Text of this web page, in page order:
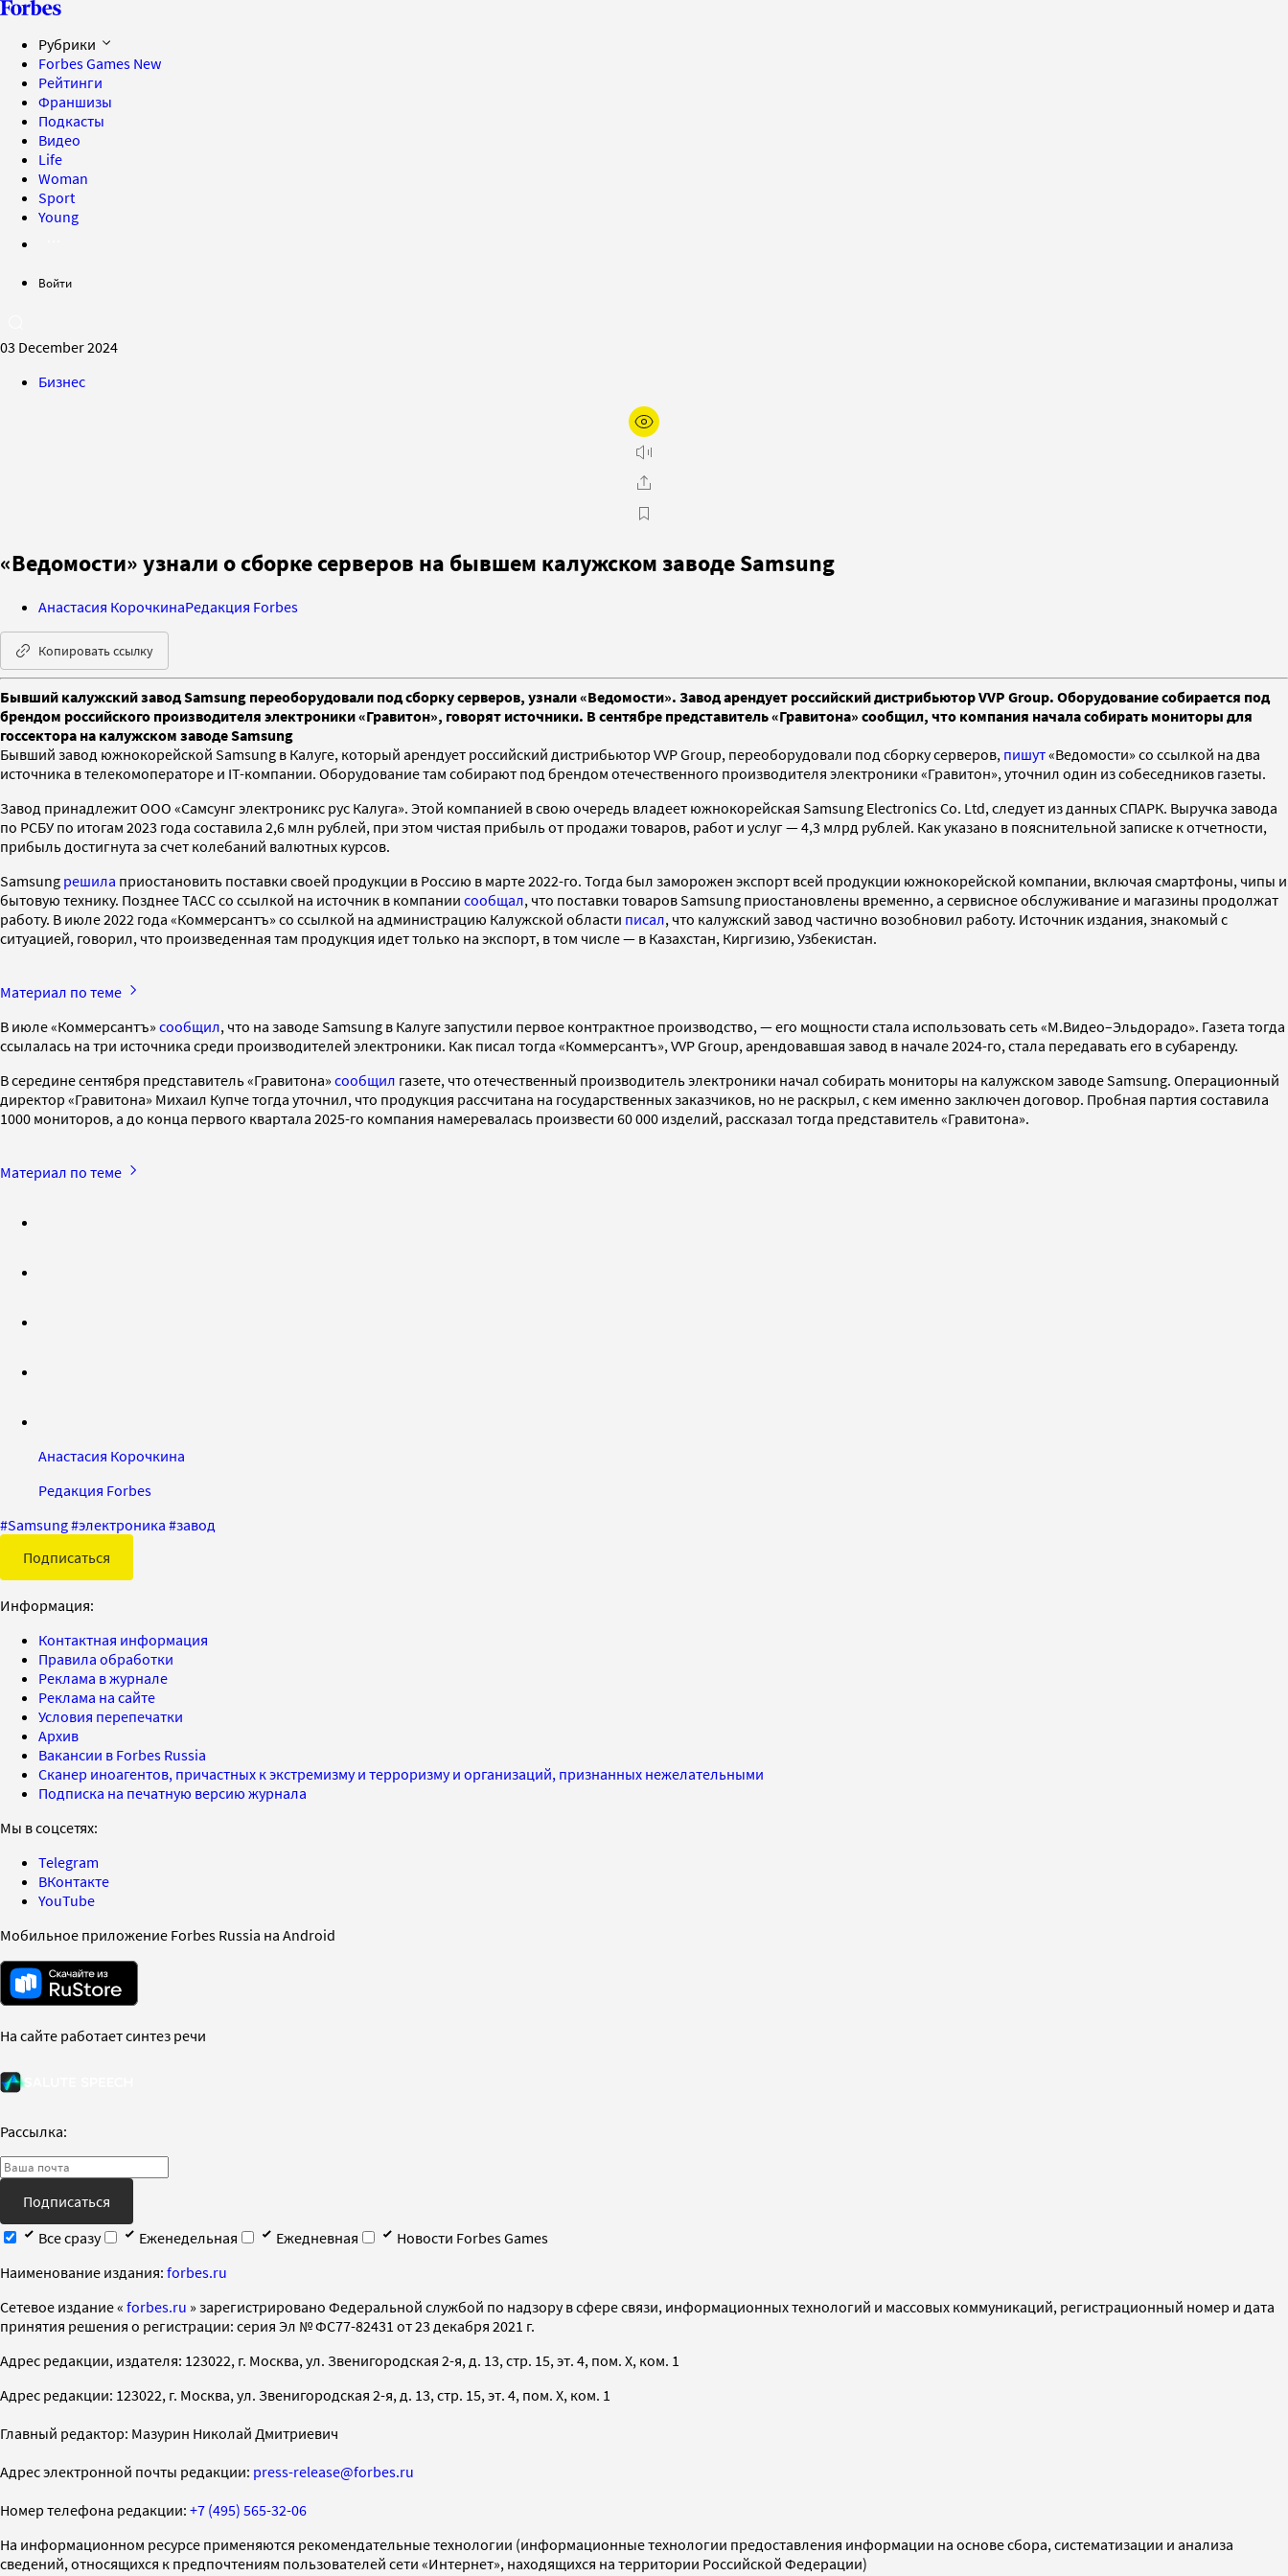
Рубрики
Forbes Games New
Рейтинги
Франшизы
Подкасты
Видео
Life
Woman
Sport
Young
Войти
03 December 2024
Бизнес
«Ведомости» узнали о сборке серверов на бывшем калужском заводе Samsung
Анастасия КорочкинаРедакция Forbes
Копировать ссылку
Бывший калужский завод Samsung переоборудовали под сборку серверов, узнали «Ведомости». Завод арендует российский дистрибьютор VVP Group. Оборудование собирается под
брендом российского производителя электроники «Гравитон», говорят источники. В сентябре представитель «Гравитона» сообщил, что компания начала собирать мониторы для
госсектора на калужском заводе Samsung
Бывший завод южнокорейской Samsung в Калуге, который арендует российский дистрибьютор VVP Group, переоборудовали под сборку серверов, пишут«Ведомости» со ссылкой на два
источника в телекомоператоре и IT-компании. Оборудование там собирают под брендом отечественного производителя электроники «Гравитон», уточнил один из собеседников газеты.
Завод принадлежит ООО «Самсунг электроникс рус Калуга». Этой компанией в свою очередь владеет южнокорейская Samsung Electronics Co. Ltd, следует из данных СПАРК. Выручка завода
по РСБУ по итогам 2023 года составила 2,6 млн рублей, при этом чистая прибыль от продажи товаров, работ и услуг — 4,3 млрд рублей. Как указано в пояснительной записке к отчетности,
прибыль достигнута за счет колебаний валютных курсов.
Samsung решила приостановить поставки своей продукции в Россию в марте 2022-го. Тогда был заморожен экспорт всей продукции южнокорейской компании, включая смартфоны, чипы и
бытовую технику. Позднее ТАСС со ссылкой на источник в компании сообщал, что поставки товаров Samsung приостановлены временно, а сервисное обслуживание и магазины продолжат
работу. В июле 2022 года «Коммерсантъ» со ссылкой на администрацию Калужской области писал, что калужский завод частично возобновил работу. Источник издания, знакомый с
ситуацией, говорил, что произведенная там продукция идет только на экспорт, в том числе — в Казахстан, Киргизию, Узбекистан.
Материал по теме
В июле «Коммерсантъ» сообщил, что на заводе Samsung в Калуге запустили первое контрактное производство, — его мощности стала использовать сеть «М.Видео–Эльдорадо». Газета тогда
ссылалась на три источника среди производителей электроники. Как писал тогда «Коммерсантъ», VVP Group, арендовавшая завод в начале 2024-го, стала передавать его в субаренду.
В середине сентября представитель «Гравитона» сообщил газете, что отечественный производитель электроники начал собирать мониторы на калужском заводе Samsung. Операционный
директор «Гравитона» Михаил Купче тогда уточнил, что продукция рассчитана на государственных заказчиков, но не раскрыл, с кем именно заключен договор. Пробная партия составила
1000 мониторов, а до конца первого квартала 2025-го компания намеревалась произвести 60 000 изделий, рассказал тогда представитель «Гравитона».
Материал по теме
Анастасия Корочкина
Редакция Forbes
#Samsung#электроника #завод
Подписаться
Информация:
Контактная информация
Правила обработки
Реклама в журнале
Реклама на сайте
Условия перепечатки
Архив
Вакансии в Forbes Russia
Сканер иноагентов, причастных к экстремизму и терроризму и организаций, признанных нежелательными
Подписка на печатную версию журнала
Мы в соцсетях:
Telegram
ВКонтакте
YouTube
Мобильное приложение Forbes Russia на Android
На сайте работает синтез речи
Рассылка:
Подписаться
Все сразу
Еженедельная Ежедневная
Новости Forbes Games
Наименование издания: forbes.ru
Cетевое издание « forbes.ru » зарегистрировано Федеральной службой по надзору в сфере связи, информационных технологий и массовых коммуникаций, регистрационный номер и дата
принятия решения о регистрации: серия Эл № ФС77-82431 от 23 декабря 2021 г.
Адрес редакции, издателя: 123022, г. Москва, ул. Звенигородская 2-я, д. 13, стр. 15, эт. 4, пом. X, ком. 1
Адрес редакции: 123022, г. Москва, ул. Звенигородская 2-я, д. 13, стр. 15, эт. 4, пом. X, ком. 1
Главный редактор: Мазурин Николай Дмитриевич
Адрес электронной почты редакции: press-release@forbes.ru
Номер телефона редакции: +7 (495) 565-32-06
На информационном ресурсе применяются рекомендательные технологии (информационные технологии предоставления информации на основе сбора, систематизации и анализа
сведений, относящихся к предпочтениям пользователей сети «Интернет», находящихся на территории Российской Федерации)